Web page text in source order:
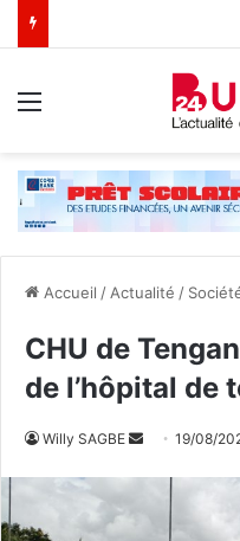
Accueil / Actualité /
CHU de
de l’hôpital de
Willy SAGBE 19/08/